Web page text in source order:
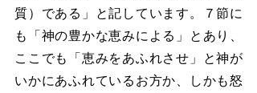
質）である」と記しています。７節に
も「神の豊かな恵みによる」とあり、
ここでも「恵みをあふれさせ」と神が
いかにあふれているお方か、しかも怒